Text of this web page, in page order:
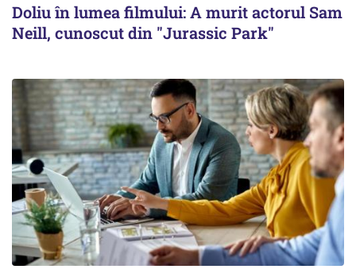
Doliu în lumea filmului: A murit actorul Sam
Neill, cunoscut din "Jurassic Park"